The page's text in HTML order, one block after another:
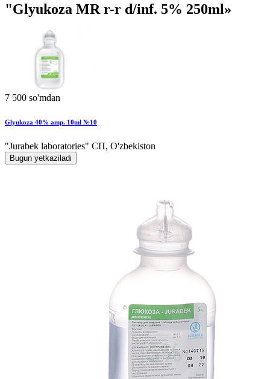
"Glyukoza MR r-r d/inf. 5% 250ml»
7 500 so'mdan
Glyukoza 40% amp. 10ml №10
"Jurabek laboratories" СП, O'zbekiston
Bugun yetkaziladi